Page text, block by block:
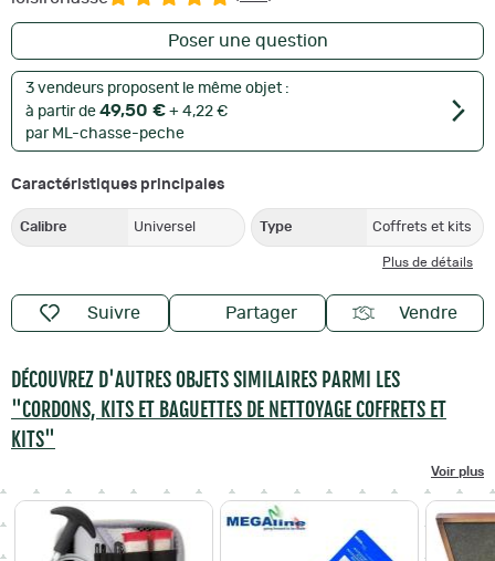
Poser une question
3 vendeurs proposent le même objet :
à partir de 49,50 € + 4,22 €
par ML-chasse-peche
Caractéristiques principales
Calibre Universel Type Coffrets et kits
Plus de détails
Suivre Partager Vendre
DÉCOUVREZ D'AUTRES OBJETS SIMILAIRES PARMI LES
"CORDONS, KITS ET BAGUETTES DE NETTOYAGE COFFRETS ET
KITS"
Voir plus